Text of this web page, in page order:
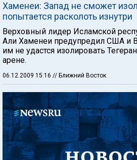
Хаменеи: Запад не сможет
попытается расколоть изнутри
Верховный лидер Исламской
Али Хаменеи предупредил США и
им не удастся изолировать
арене.
06.12.2009 15:16 // Ближний Восток